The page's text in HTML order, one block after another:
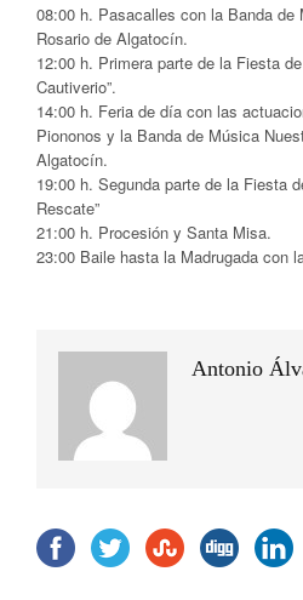
08:00 h. Pasacalles con la Banda de
Rosario de Algatocín.
12:00 h. Primera parte de la Fiesta
Cautiverio”.
14:00 h. Feria de día con las
Piononos y la Banda de Música
Algatocín.
19:00 h. Segunda parte de la Fiesta
Rescate”
21:00 h. Procesión y Santa Misa.
23:00 Baile hasta la Madrugada con
Antonio